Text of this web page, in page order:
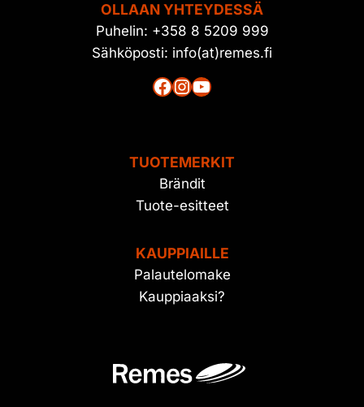
OLLAAN YHTEYDESSÄ
Puhelin: +358 8 5209 999
Sähköposti: info(at)remes.fi
Facebook
Instagram
YouTube
TUOTEMERKIT
Brändit
Tuote-esitteet
KAUPPIAILLE
Palautelomake
Kauppiaaksi?